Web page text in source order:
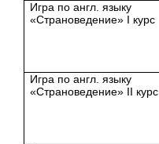
Игра по англ. языку
«Страноведение» I курс
Игра по англ. языку
«Страноведение» II курс